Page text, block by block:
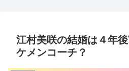
江村美咲の結婚は４年
ケメンコーチ？